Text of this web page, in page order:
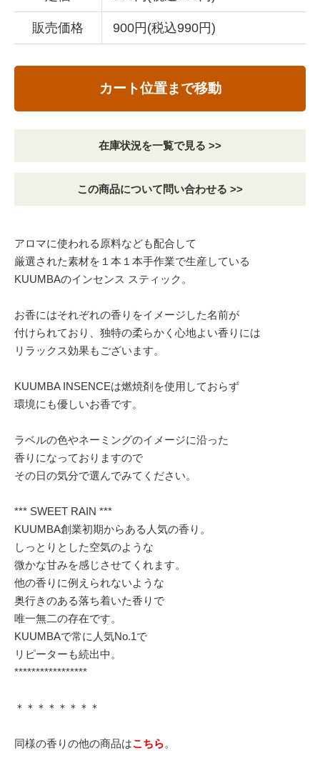
販売価格 900円(税込990円)
カート位置まで移動
在庫状況を一覧で見る >>
この商品について問い合わせる >>
アロマに使われる原料なども配合して
厳選された素材を１本１本手作業で生産している
KUUMBAのインセンス スティック。
お香にはそれぞれの香りをイメージした名前が
付けられており、独特の柔らかく心地よい香りには
リラックス効果もございます。
KUUMBA INSENCEは燃焼剤を使用しておらず
環境にも優しいお香です。
ラベルの色やネーミングのイメージに沿った
香りになっておりますので
その日の気分で選んでみてください。
*** SWEET RAIN ***
KUUMBA創業初期からある人気の香り。
しっとりとした空気のような
微かな甘みを感じさせてくれます。
他の香りに例えられないような
奥行きのある落ち着いた香りで
唯一無二の存在です。
KUUMBAで常に人気No.1で
リピーターも続出中。
*****************
＊＊＊＊＊＊＊＊
同様の香りの他の商品はこちら。